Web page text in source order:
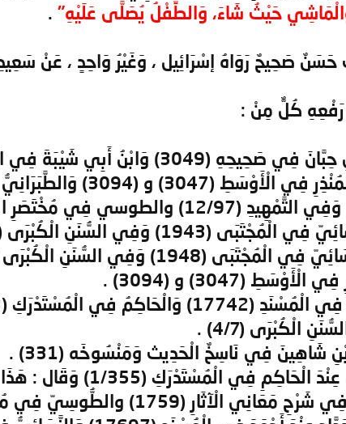
حَيْثُ شَاءَ، وَالطِّفْلُ يُصَلَّى عَلَيْهِ" .
صَحِيحٌ رَوَاهُ إسْرَائِيل ، وَغَيْرُ وَاحِدٍ ، عَنْ سَعِيدِ
رَفْعِهِ كُلٌّ مِنْ :
وَفِي السُّنَنِ الْكُبْرَى (2079) .
شَاهِينَ فِي نَاسِخٌ الْحَدِيث وَمَنْسُوخَه (331) .
- عثمان بْنِ عُمَرَ بْنِ فَارِسٍ
والطُّوسِيّ فِي مُخْتَصَرِ الْأَحْكَام (931) .